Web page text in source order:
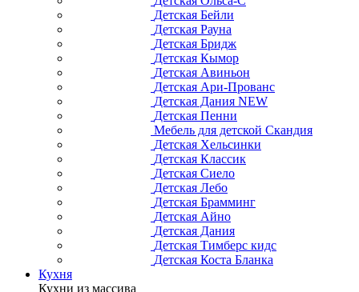
Детская Бейли
Детская Рауна
Детская Бридж
Детская Кымор
Детская Авиньон
Детская Ари-Прованс
Детская Дания NEW
Детская Пенни
Мебель для детской Скандия
Детская Хельсинки
Детская Классик
Детская Сиело
Детская Лебо
Детская Брамминг
Детская Айно
Детская Дания
Детская Тимберс кидс
Детская Коста Бланка
Кухня
Кухни из массива